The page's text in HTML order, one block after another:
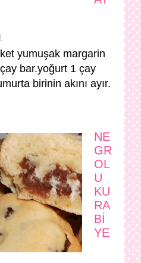
yumuşak margarin
bar.yoğurt 1 çay
birinin akını ayır.
NE
GR
OL
U
KU
RA
Bİ
YE